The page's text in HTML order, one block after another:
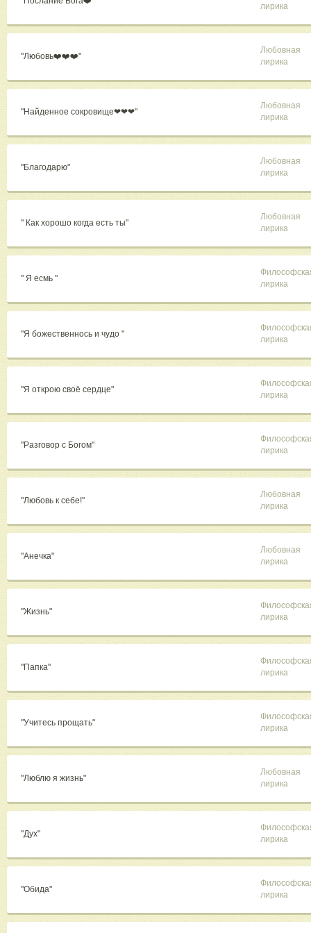
лирика
"Любовь❤️❤️❤️"
Любовная
лирика
"Найденное сокровище❤❤❤"
Любовная
лирика
"Благодарю"
Любовная
лирика
" Как хорошо когда есть ты"
Любовная
лирика
" Я есмь "
лирика
"Я божественнось и чудо "
лирика
"Я открою своё сердце"
лирика
"Разговор с Богом"
лирика
"Любовь к себе!"
Любовная
лирика
"Анечка"
Любовная
лирика
"Жизнь"
лирика
"Папка"
лирика
"Учитесь прощать"
лирика
"Люблю я жизнь"
Любовная
лирика
"Дух"
лирика
"Обида"
лирика